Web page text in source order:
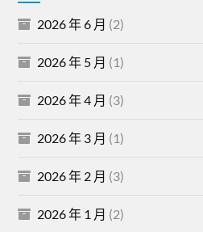
2026 年 6 月 (2)
2026 年 5 月 (1)
2026 年 4 月 (3)
2026 年 3 月 (1)
2026 年 2 月 (3)
2026 年 1 月 (2)